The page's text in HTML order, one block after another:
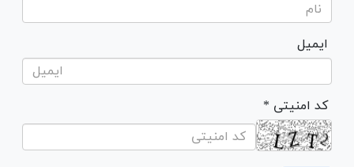
ایمیل
* کد امنیتی